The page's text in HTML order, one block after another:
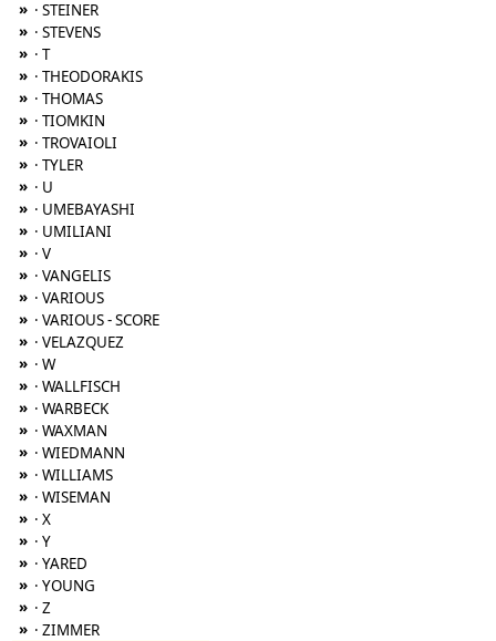
» · STEINER
» · STEVENS
» · T
» · THEODORAKIS
» · THOMAS
» · TIOMKIN
» · TROVAIOLI
» · TYLER
» · U
» · UMEBAYASHI
» · UMILIANI
» · V
» · VANGELIS
» · VARIOUS
» · VARIOUS - SCORE
» · VELAZQUEZ
» · W
» · WALLFISCH
» · WARBECK
» · WAXMAN
» · WIEDMANN
» · WILLIAMS
» · WISEMAN
» · X
» · Y
» · YARED
» · YOUNG
» · Z
» · ZIMMER